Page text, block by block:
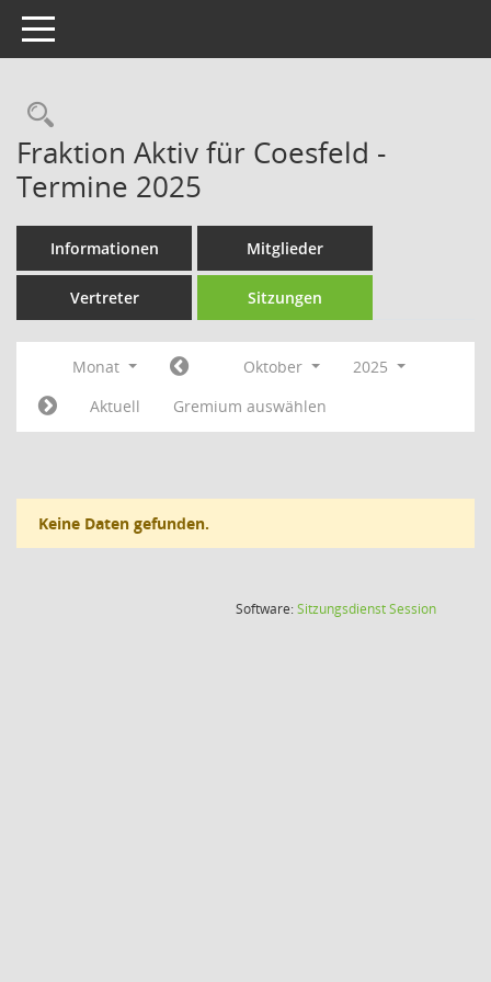
Toggle navigation
Rechercheauswahl
Fraktion Aktiv für Coesfeld -
Termine 2025
Informationen Mitglieder
Vertreter Sitzungen
Monat Oktober
2025
Aktuell
Gremium auswählen
Keine Daten gefunden.
Software:SitzungsdienstSession(Wird in